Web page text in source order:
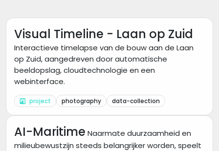
Visual Timeline - Laan op Zuid
Interactieve timelapse van de bouw aan de Laan
op Zuid, aangedreven door automatische
beeldopslag, cloudtechnologie en een
webinterface.
project photography data-collection
AI-Maritime Naarmate duurzaamheid en
milieubewustzijn steeds belangrijker worden, speelt